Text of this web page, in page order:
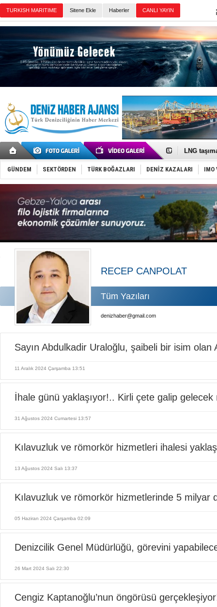
Sitene Ekle Haberler
İTU AUV,
PROYAD,
Türkiye-
Türk
Deniz
DÖDER,
Fairline,
Baltık
Runit
Limana
Türk
Hüseyin
GÜNDEM SEKTÖRDEN TÜRK BOĞAZLARI DENİZ KAZALARI IMO
RECEP CANPOLAT
Tüm Yazıları
denizhaber@gmail.com
Sayın Abdulkadir Uraloğlu, şaibeli bir isim olan
11 Aralık 2024 Çarşamba 13:51
İhale günü yaklaşıyor!.. Kirli çete galip gelecek
31 Ağustos 2024 Cumartesi 13:57
Kılavuzluk ve römorkör hizmetleri ihalesi
13 Ağustos 2024 Salı 13:37
Kılavuzluk ve römorkör hizmetlerinde 5 milyar
05 Haziran 2024 Çarşamba 02:09
Denizcilik Genel Müdürlüğü, görevini
26 Mart 2024 Salı 22:30
Cengiz Kaptanoğlu’nun öngörüsü